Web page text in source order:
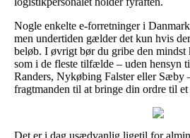
Nogle enkelte e-forretninger i
men undertiden gælder det kun hvis
beløb. I øvrigt bør du gribe den mindst
som i de fleste tilfælde – uden hensyn
Randers, Nykøbing Falster eller Sæby
fragtmanden til at bringe din ordre til et
Det er i dag usædvanlig ligetil for